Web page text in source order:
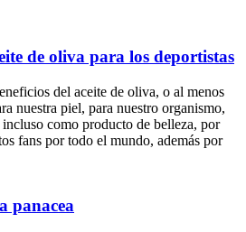
de oliva para los deportistas
del aceite de oliva, o al menos
nuestra piel, para nuestro organismo,
como producto de belleza, por
fans por todo el mundo, además por
panacea